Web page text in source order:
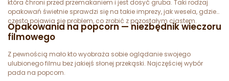
która chroni przed przemakaniem i jest dosyć gruba. Taki rodzaj
opakowań świetnie sprawdzi się na takie imprezy, jak wesela, gdzie
często pojawia się problem, co zrobić z pozostałym ciastem.
Opakowania na popcorn — niezbędnik wieczoru
filmowego
Z pewnością mało kto wyobraża sobie oglądanie swojego
ulubionego filmu bez jakiejś słonej przekąski. Najczęściej wybór
pada na popcorn.